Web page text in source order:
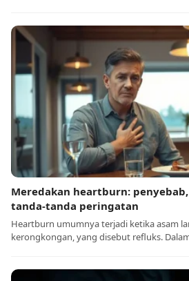
Meredakan heartburn:
tanda-tanda peringatan
Heartburn umumnya terjadi ketika asam
kerongkongan, yang disebut refluks.